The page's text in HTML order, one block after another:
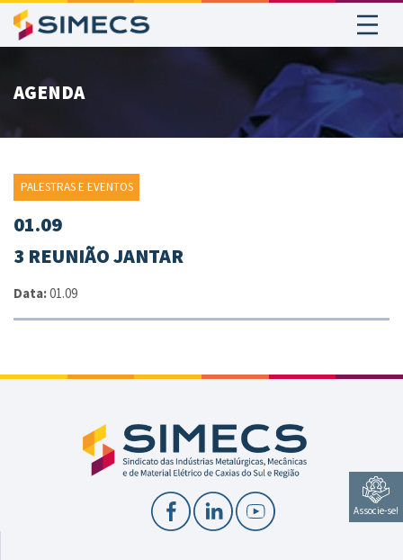
Associe-se!
AGENDA
PALESTRAS E EVENTOS
01.09
3 REUNIÃO JANTAR
Data:01.09